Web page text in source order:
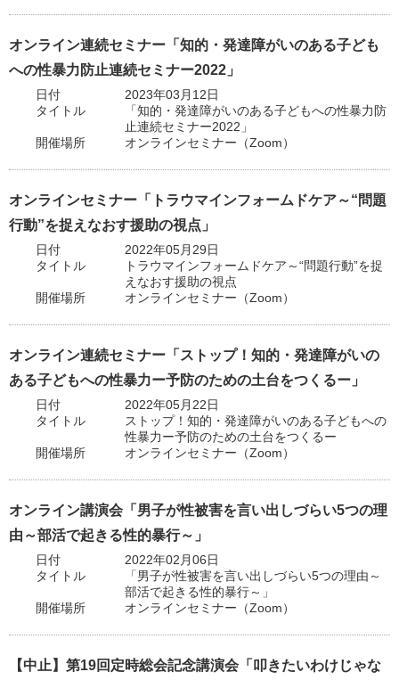
オンライン連続セミナー「知的・発達障がいのある子ども
への性暴力防止連続セミナー2022」
日付
2023年03月12日
タイトル
「知的・発達障がいのある子どもへの性暴力防
止連続セミナー2022」
開催場所
オンラインセミナー（Zoom）
オンラインセミナー「トラウマインフォームドケア～“問題
行動”を捉えなおす援助の視点」
日付
2022年05月29日
タイトル
トラウマインフォームドケア～“問題行動”を捉
えなおす援助の視点
開催場所
オンラインセミナー（Zoom）
オンライン連続セミナー「ストップ！知的・発達障がいの
ある子どもへの性暴力ー予防のための土台をつくるー」
日付
2022年05月22日
タイトル
ストップ！知的・発達障がいのある子どもへの
性暴力ー予防のための土台をつくるー
開催場所
オンラインセミナー（Zoom）
オンライン講演会「男子が性被害を言い出しづらい5つの理
由～部活で起きる性的暴行～」
日付
2022年02月06日
タイトル
「男子が性被害を言い出しづらい5つの理由～
部活で起きる性的暴行～」
開催場所
オンラインセミナー（Zoom）
【中止】第19回定時総会記念講演会「叩きたいわけじゃな